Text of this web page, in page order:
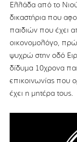
Ελλάδα από το
δικαστήρια που
παιδιών που έχει
οικονομολόγο,
ψυχρώ στην οδό
δίδυμα 10χρονα
επικοινωνίας που
έχει η μητέρα τους.